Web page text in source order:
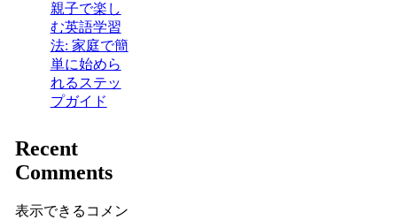
親子で楽し
む英語学習
法: 家庭で簡
単に始めら
れるステッ
プガイド
Recent
Comments
表示できるコメン